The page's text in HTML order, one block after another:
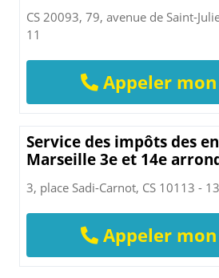
CS 20093, 79, avenue de Saint-
11
Appeler
Service des impôts des
Marseille 3e et 14e
3, place Sadi-Carnot, CS 10113 -
Appeler